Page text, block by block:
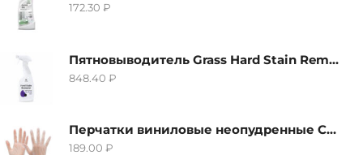
172.30 ₽
Пятновыводитель Grass Hard Stain Remover, 600мл
848.40 ₽
Перчатки виниловые неопудренные CTP-BS, размер S
189.00 ₽